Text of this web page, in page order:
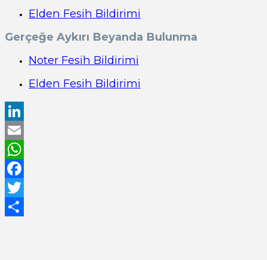
Elden Fesih Bildirimi
Gerçeğe Aykırı Beyanda Bulunma
Noter Fesih Bildirimi
Elden Fesih Bildirimi
LinkedIn
Email
WhatsApp
Facebook
Twitter